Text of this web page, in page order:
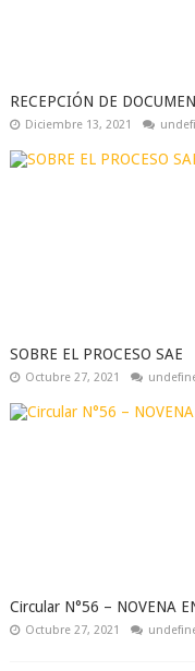
RECEPCIÓN DE
Diciembre 13, 2021
SOBRE EL PROCESO SAE
Octubre 27, 2021
Circular N°56 – NOVENA
Octubre 27, 2021